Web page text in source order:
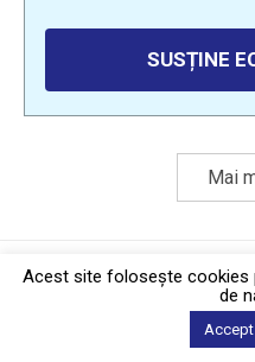
SUSȚINE
Mai
Politica de
2026
Acest site foloseşte cookies
de
Accept